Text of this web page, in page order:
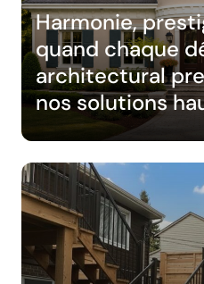
Harmonie,
quand chaque
architectural
nos solutions